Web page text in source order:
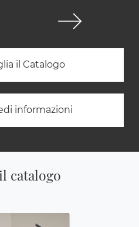
il Catalogo
informazioni
catalogo